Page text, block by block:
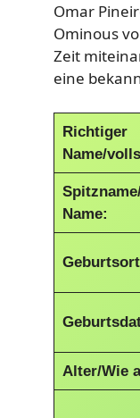
Omar
Ominous
Zeit
eine
Richtiger
Name/
Name:
Alter/Wie